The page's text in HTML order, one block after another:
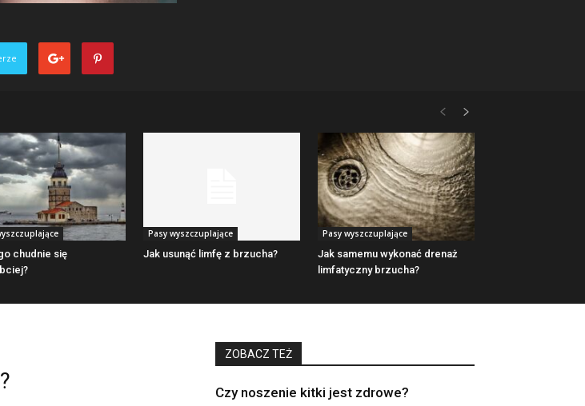
chudnie się
Pasy wyszczuplające
Jak usunąć limfę z brzucha?
Pasy wyszczuplające
Jak samemu wykonać drenaż
limfatyczny brzucha?
ZOBACZ TEŻ
Czy noszenie kitki jest zdrowe?